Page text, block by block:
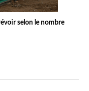
selon le nombre